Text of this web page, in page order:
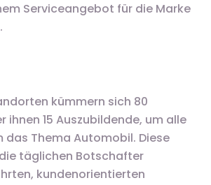
Serviceangebot für die Marke
kümmern sich 80
ihnen 15 Auszubildende, um alle
das Thema Automobil. Diese
täglichen Botschafter
kundenorientierten